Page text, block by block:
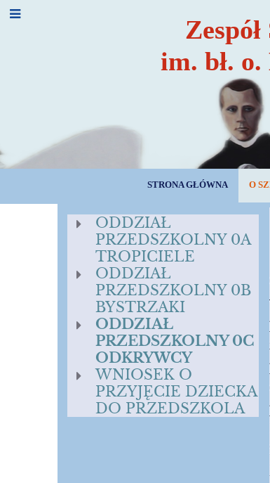
im. bł.
STRONA GŁÓWNA O
ODDZIAŁ
ODDZIAŁ
PRZEDSZKOLNY 0A
TROPICIELE
ODDZIAŁ
PRZEDSZKOLNY 0B
BYSTRZAKI
ODDZIAŁ
PRZEDSZKOLNY 0C
ODKRYWCY
WNIOSEK O
PRZYJĘCIE DZIECKA
DO PRZEDSZKOLA